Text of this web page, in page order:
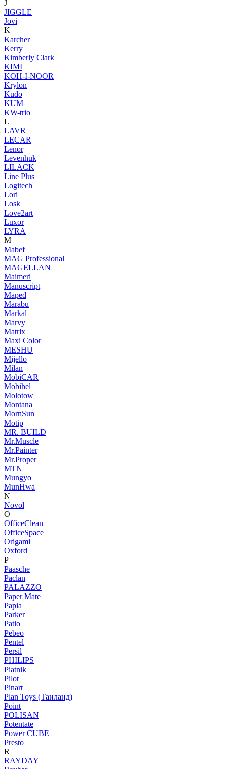
J
JIGGLE
Jovi
K
Karcher
Kerry
Kimberly Clark
KIMI
KOH-I-NOOR
Krylon
Kudo
KUM
KW-trio
L
LAVR
LECAR
Lenor
Levenhuk
LILACK
Line Plus
Logitech
Lori
Losk
Love2art
Luxor
LYRA
M
Mabef
MAG Professional
MAGELLAN
Maimeri
Manuscript
Maped
Marabu
Markal
Marvy
Matrix
Maxi Color
MESHU
Mijello
Milan
MobiCAR
Mobihel
Molotow
Montana
MornSun
Motip
MR. BUILD
Mr.Muscle
Mr.Painter
Mr.Proper
MTN
Mungyo
MunHwa
N
Novol
O
OfficeClean
OfficeSpace
Origami
Oxford
P
Paasche
Paclan
PALAZZO
Paper Mate
Papia
Parker
Patio
Pebeo
Pentel
Persil
PHILIPS
Piatnik
Pilot
Pinart
Plan Toys (Таиланд)
Point
POLISAN
Potentate
Power CUBE
Presto
R
RAYDAY